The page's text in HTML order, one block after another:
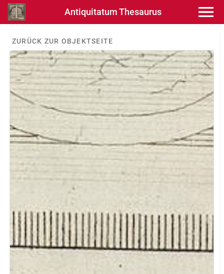
Antiquitatum Thesaurus
ZURÜCK ZUR OBJEKTSEITE